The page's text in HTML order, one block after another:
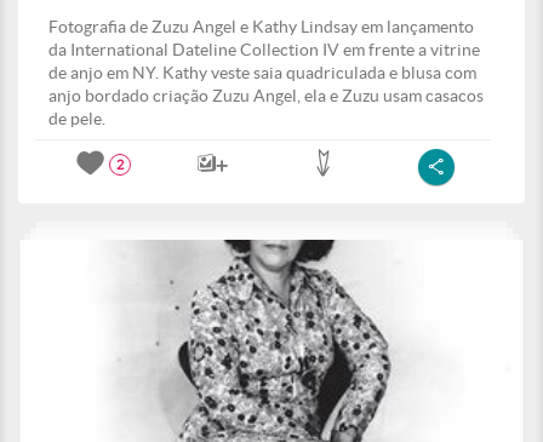
Fotografia de Zuzu Angel e Kathy Lindsay em lançamento
da International Dateline Collection IV em frente a vitrine
de anjo em NY. Kathy veste saia quadriculada e blusa com
anjo bordado criação Zuzu Angel, ela e Zuzu usam casacos
de pele.
2